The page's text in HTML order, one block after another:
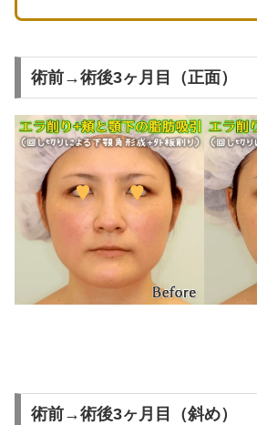
術前→術後3ヶ月目（正面）
術前→術後3ヶ月目（斜め）